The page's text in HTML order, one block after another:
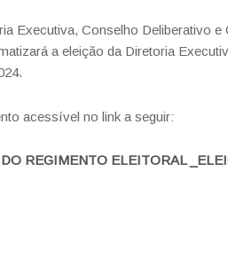
Executiva, Conselho Deliberativo e
a eleição da Diretoria
acessível no link a seguir:
REGIMENTO ELEITORAL